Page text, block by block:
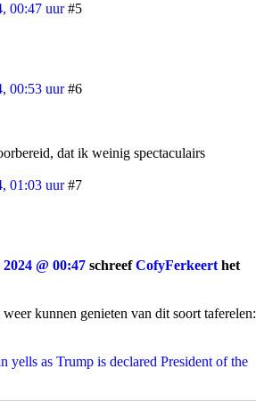
00:47 uur #5
00:53 uur #6
dat ik weinig spectaculairs
01:03 uur #7
@ 00:47 schreefCofyFerkeert het
kunnen genieten van dit soort taferelen:
yells as Trump is declared President of the